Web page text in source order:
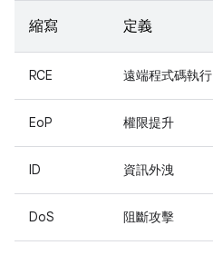
縮寫 定義
RCE 遠端程式碼執行
EoP 權限提升
ID 資訊外洩
DoS 阻斷攻擊